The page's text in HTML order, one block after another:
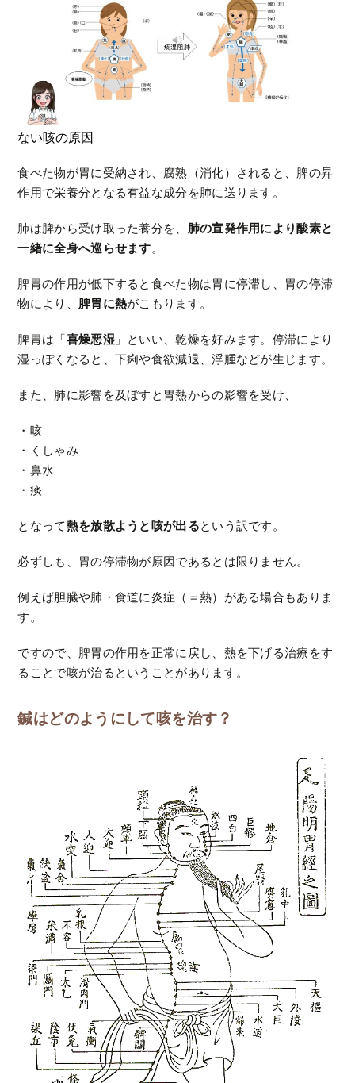
ない咳の原因
食べた物が胃に受納され、腐熟（消化）されると、脾の昇
作用で栄養分となる有益な成分を肺に送ります。
肺は脾から受け取った養分を、 肺の宣発作用により酸素と
一緒に全身へ巡らせます。
脾胃の作用が低下すると食べた物は胃に停滞し、胃の停滞
物により、 脾胃に熱がこもります。
脾胃は「喜燥悪湿」といい、乾燥を好みます。停滞により
湿っぽくなると、下痢や食欲減退、浮腫などが生じます。
また、肺に影響を及ぼすと胃熱からの影響を受け、
・咳
・くしゃみ
・鼻水
・痰
となって熱を放散ようと咳が出るという訳です。
必ずしも、胃の停滞物が原因であるとは限りません。
例えば胆臓や肺・食道に炎症（＝熱）がある場合もありま
す。
ですので、脾胃の作用を正常に戻し、熱を下げる治療をす
ることで咳が治るということがあります。
鍼はどのようにして咳を治す？